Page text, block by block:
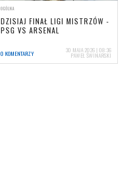
OGÓLNA
DZISIAJ FINAŁ LIGI MISTRZÓW -
PSG VS ARSENAL
0 KOMENTARZY 30 MAJA 2026 | 08:36
PAWEŁ ŚWINARSKI